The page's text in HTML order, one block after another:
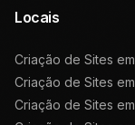
Locais
Criação de Sites em
Criação de Sites em
Criação de Sites em